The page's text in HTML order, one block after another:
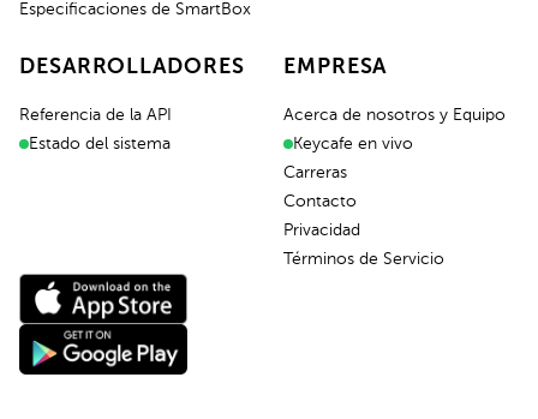
Especificaciones de SmartBox
DESARROLLADORES
Referencia de la API
Estado del sistema
EMPRESA
Acerca de nosotros y Equipo
Keycafe en vivo
Carreras
Contacto
Privacidad
Términos de Servicio